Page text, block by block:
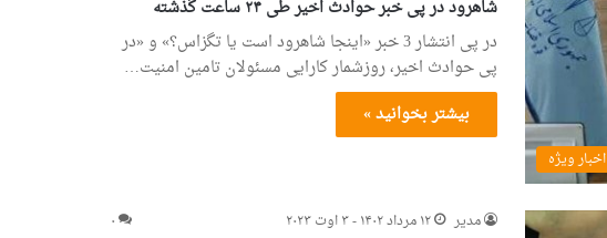
اخبار ویژه
شاهرود در پی خبر حوادث اخیر طی ۲۴ ساعت گذشته
در پی انتشار 3 خبر «اینجا شاهرود است یا تگزاس؟» و «در
پی حوادث اخیر، روزشمار کارایی مسئولان تامین امنیت…
بیشتر بخوانید »
مدیر ۱۲ مرداد ۱۴۰۲ - ۳ اوت ۲۰۲۳ ۰